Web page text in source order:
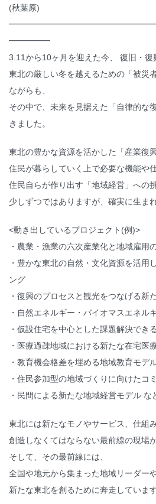
(秋葉原)
━━━━━
3.11から10ヶ月を迎えた今、 復旧・復
東北の厳しい冬を越えるための「被災
ながらも、
その中で、未来を見据えた「自律的な
きました。
東北の豊かな資源を活かした「産業復
住民が暮らしていく上で必要な機能や
住民自らが作り出す「地域経営」への挑
少しずつではありますが、確実に生ま
<動き出しているプロジェクト(例)>
・農業・漁業の六次産業化と地域雇用
・豊かな東北の自然・文化資源を活用
ング
・復興のプロセスと観光をつなげる新
・自然エネルギー・バイオマスエネル
・仮設住宅を中心とした課題解決でき
・医療過疎地域における新たな在宅医
・教育機会格差を埋める地域教育モデ
・住民参加型の地域づくりに向けたコ
・民間による新たな地域経営モデル な
東北には新たなモノやサービス、仕組
創造しなくてはならない最前線の現場
そして、その最前線には、
全国や地元から集まった地域リーダー
新たな東北を創るために奔走しています